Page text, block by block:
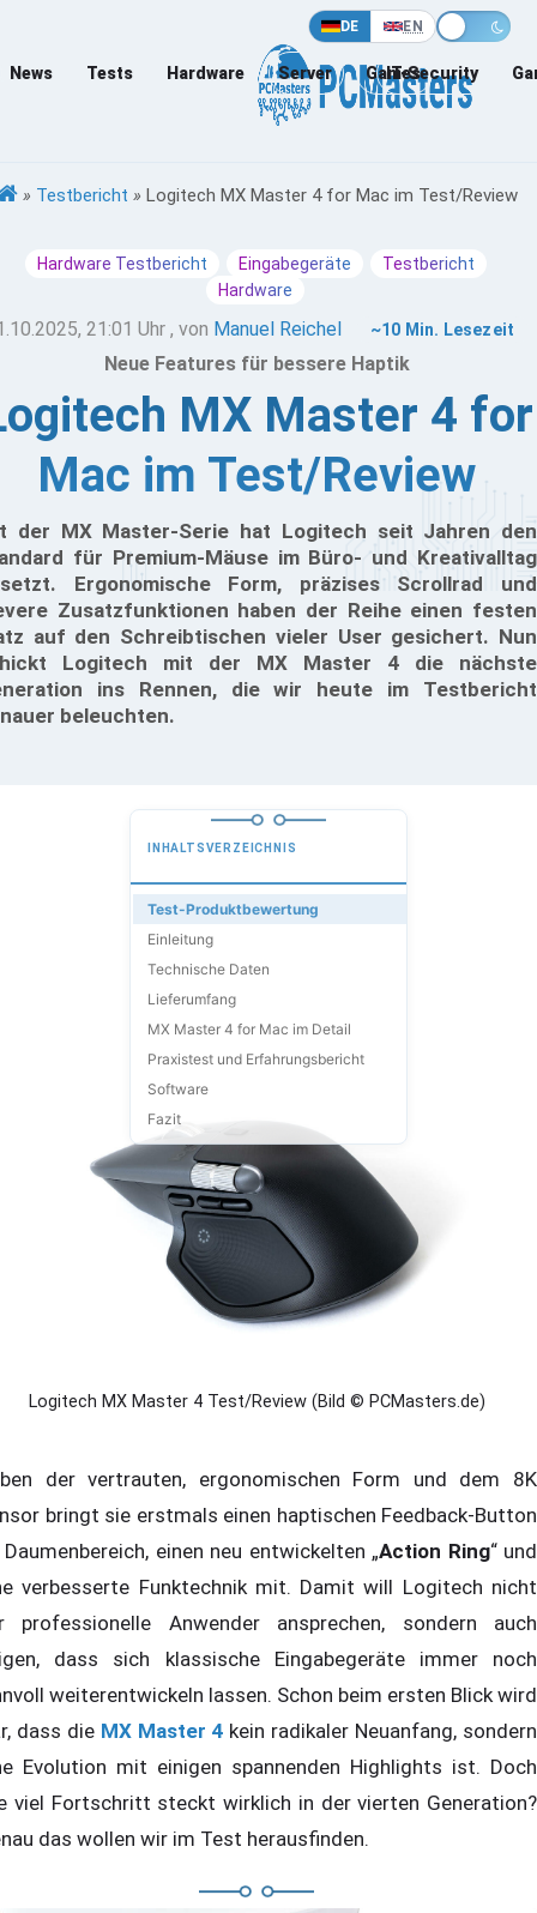
DE EN
News Tests Hardware Server Games
IT-Security
» Testbericht » Logitech MX Master 4 for Mac im Test/Review
Hardware Testbericht Eingabegeräte
Testbericht
Hardware
21:01 Uhr , von Manuel Reichel ~10 Min. Lesezeit
Neue Features für bessere Haptik
MX Master 4 for
Mac im Test/Review
der MX Master-Serie hat Logitech seit Jahren den
für Premium-Mäuse im Büro- und Kreativalltag
Ergonomische Form, präzises Scrollrad und
Zusatzfunktionen haben der Reihe einen festen
auf den Schreibtischen vieler User gesichert. Nun
Logitech mit der MX Master 4 die nächste
ins Rennen, die wir heute im Testbericht
beleuchten.
INHALTSVERZEICHNIS
Test-Produktbewertung
Einleitung
Technische Daten
Lieferumfang
MX Master 4 for Mac im Detail
Praxistest und Erfahrungsbericht
Software
Fazit
Logitech MX Master 4 Test/Review (Bild © PCMasters.de)
der vertrauten, ergonomischen Form und dem 8K
bringt sie erstmals einen haptischen Feedback-Button
einen neu entwickelten „Action Ring“ und
verbesserte Funktechnik mit. Damit will Logitech nicht
professionelle Anwender ansprechen, sondern auch
dass sich klassische Eingabegeräte immer noch
weiterentwickeln lassen. Schon beim ersten Blick wird
dass die MX Master 4 kein radikaler Neuanfang, sondern
Evolution mit einigen spannenden Highlights ist. Doch
viel Fortschritt steckt wirklich in der vierten Generation?
das wollen wir im Test herausfinden.